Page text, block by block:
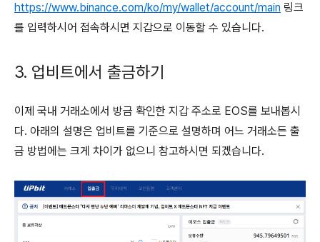
https://www.binance.com/ko/my/wallet/account/main 링크
를 입력하시어 접속하시면 지갑으로 이동할 수 있습니다.
3. 업비트에서 출금하기
이제 국내 거래소에서 방금 확인한 지갑 주소로 EOS를 보내봅시
다. 아래의 설명은 업비트를 기준으로 설명하며 어느 거래소든 출
금 방법에는 크게 차이가 없으니 참고하시면 되겠습니다.